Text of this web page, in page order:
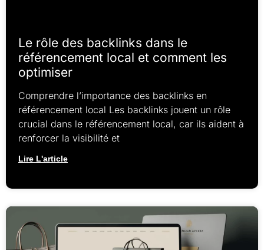
Le rôle des backlinks dans le
référencement local et comment les
optimiser
Comprendre l’importance des backlinks en
référencement local Les backlinks jouent un rôle
crucial dans le référencement local, car ils aident à
renforcer la visibilité et
Lire L'article